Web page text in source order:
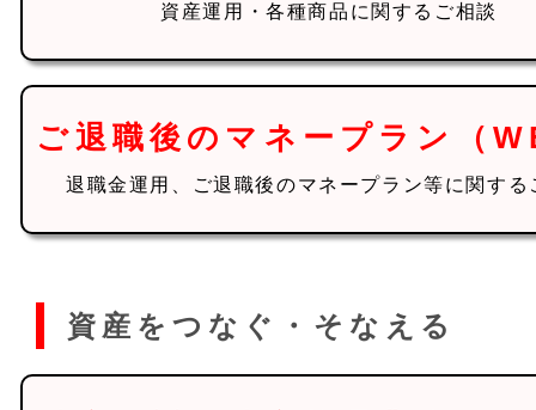
資産運用・各種商品に関するご相談
ご退職後のマネープラン（
退職金運用、ご退職後のマネープラン等に関する
資産をつなぐ・そなえる